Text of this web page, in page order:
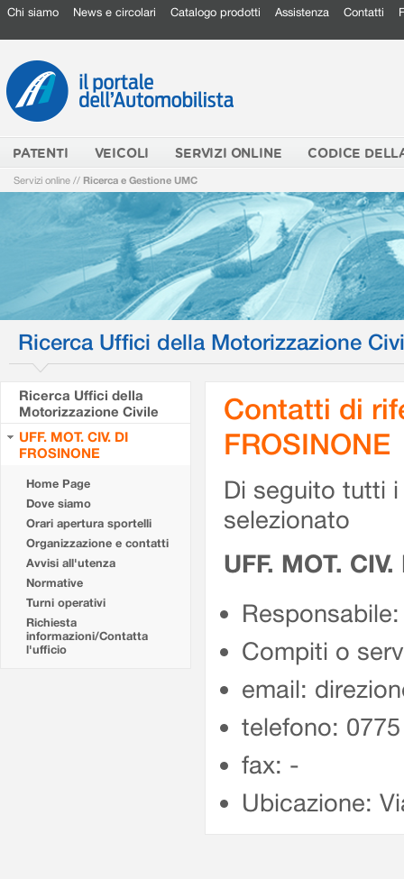
Chi siamo News e circolari Catalogo prodotti Assistenza Contatti
PATENTI VEICOLI SERVIZI ONLINE CODICE
Servizi online // Ricerca e Gestione UMC
Ricerca Uffici della Motorizzazione
Ricerca Uffici della
Motorizzazione Civile
UFF. MOT. CIV. DI
FROSINONE
Home Page
Dove siamo
Orari apertura sportelli
Organizzazione e contatti
Avvisi all'utenza
Normative
Turni operativi
Richiesta
informazioni/Contatta
l'ufficio
Contatti di
FROSINONE
Di seguito tutti
selezionato
UFF. MOT.
Compiti o
email:
telefono:
fax: -
Ubicazione: